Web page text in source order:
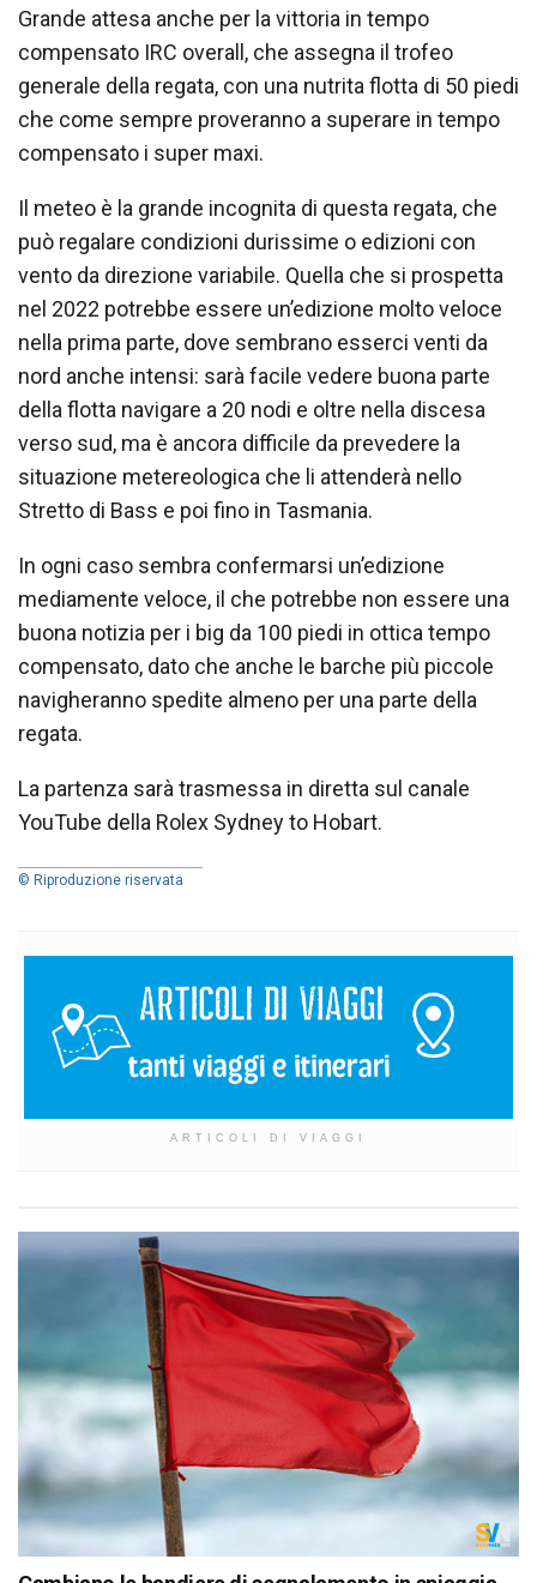
Grande attesa anche per la vittoria in tempo
compensato IRC overall, che assegna il trofeo
generale della regata, con una nutrita flotta di 50 piedi
che come sempre proveranno a superare in tempo
compensato i super maxi.
Il meteo è la grande incognita di questa regata, che
può regalare condizioni durissime o edizioni con
vento da direzione variabile. Quella che si prospetta
nel 2022 potrebbe essere un’edizione molto veloce
nella prima parte, dove sembrano esserci venti da
nord anche intensi: sarà facile vedere buona parte
della flotta navigare a 20 nodi e oltre nella discesa
verso sud, ma è ancora difficile da prevedere la
situazione metereologica che li attenderà nello
Stretto di Bass e poi fino in Tasmania.
In ogni caso sembra confermarsi un’edizione
mediamente veloce, il che potrebbe non essere una
buona notizia per i big da 100 piedi in ottica tempo
compensato, dato che anche le barche più piccole
navigheranno spedite almeno per una parte della
regata.
La partenza sarà trasmessa in diretta sul canale
YouTube della Rolex Sydney to Hobart.
© Riproduzione riservata
ARTICOLI DI VIAGGI